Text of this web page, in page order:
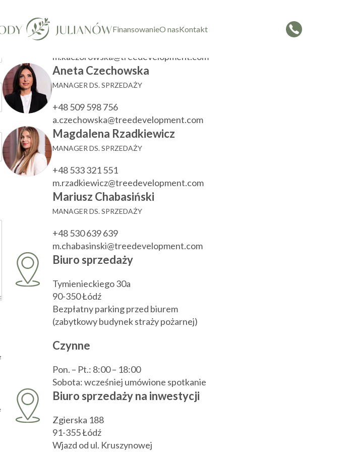
FinansowanieO nasKontakt
KIEROWNIK DZIAŁU SPRZEDAŻY
m.kaczorowska@treedevelopment.com
Aneta Czechowska
MANAGER DS. SPRZEDAŻY
+48 509 598 756
a.czechowska@treedevelopment.com
Magdalena Rzadkiewicz
MANAGER DS. SPRZEDAŻY
+48 533 321 551
m.rzadkiewicz@treedevelopment.com
Mariusz Chabasiński
MANAGER DS. SPRZEDAŻY
+48 530 639 639
m.chabasinski@treedevelopment.com
Biuro sprzedaży
Tymienieckiego 30a
90-350 Łódź
Bezpłatny parking przed biurem
(zabytkowy budynek straży pożarnej)
Czynne
Pon. – Pt.: 8:00 – 18:00
Sobota: wcześniej umówione spotkanie
Biuro sprzedaży na inwestycji
Zgierska 188
91-355 Łódź
Wjazd od ul. Kruszynowej